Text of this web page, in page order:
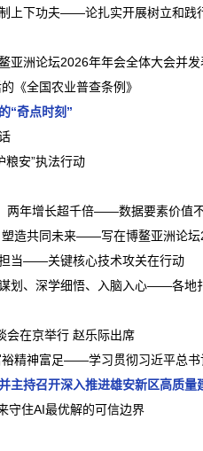
上下功夫——论扎实开展树立和践
亚洲论坛2026年年会全体大会并
《全国农业普查条例》
“奇点时刻”
粮安”执法行动
两年增长超千倍——数据要素价值
造共同未来——写在博鳌亚洲论
当——关键核心技术攻关在行动
划、深学细悟、入脑入心——各地
会在京举行 赵乐际出席
精神富足——学习贯彻习近平总
主持召开深入推进雄安新区高质量
守住AI最优解的可信边界